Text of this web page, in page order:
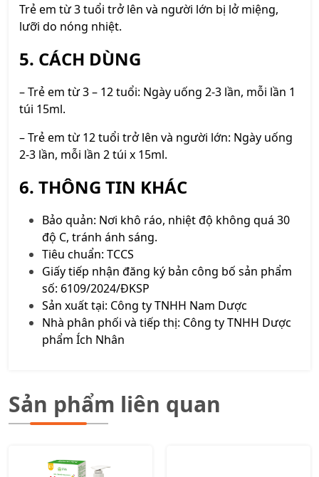
Trẻ em từ 3 tuổi trở lên và người lớn bị lở miệng,
lưỡi do nóng nhiệt.
5. CÁCH DÙNG
– Trẻ em từ 3 – 12 tuổi: Ngày uống 2-3 lần, mỗi lần 1
túi 15ml.
– Trẻ em từ 12 tuổi trở lên và người lớn: Ngày uống
2-3 lần, mỗi lần 2 túi x 15ml.
6. THÔNG TIN KHÁC
Bảo quản: Nơi khô ráo, nhiệt độ không quá 30
độ C, tránh ánh sáng.
Tiêu chuẩn: TCCS
Giấy tiếp nhận đăng ký bản công bố sản phẩm
số: 6109/2024/ĐKSP
Sản xuất tại: Công ty TNHH Nam Dược
Nhà phân phối và tiếp thị: Công ty TNHH Dược
phẩm Ích Nhân
Sản phẩm liên quan